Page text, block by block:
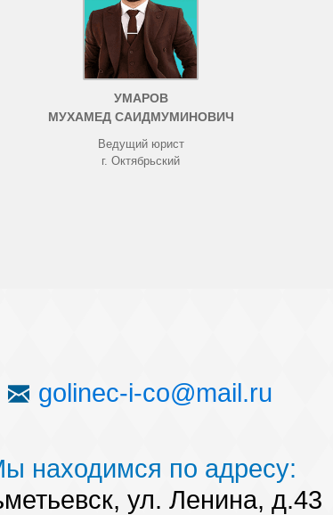
УМАРОВ
МУХАМЕД САИДМУМИНОВИЧ
Ведущий юрист
г. Октябрьский
golinec-i-co@mail.ru
находимся по адресу:
ул. Ленина, д.43